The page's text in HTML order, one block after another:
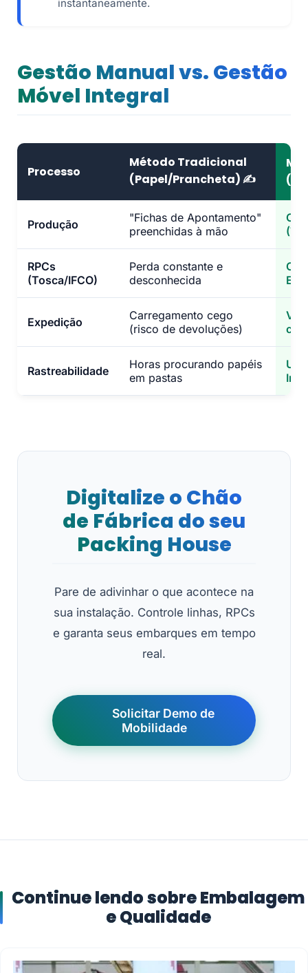
instantaneamente.
Gestão Manual vs. Gestão
Móvel Integral
Processo
Método Tradicional
(Papel/Prancheta) ✍️
Produção
"Fichas de Apontamento"
preenchidas à mão
RPCs
(Tosca/IFCO)
Perda constante e
desconhecida
Expedição
Carregamento cego
(risco de devoluções)
Rastreabilidade
Horas procurando papéis
em pastas
Um
Digitalize o Chão
de Fábrica do seu
Packing House
Pare de adivinhar o que acontece na
sua instalação. Controle linhas, RPCs
e garanta seus embarques em tempo
real.
Solicitar Demo de
Mobilidade
Continue lendo sobre Embalagem
e Qualidade